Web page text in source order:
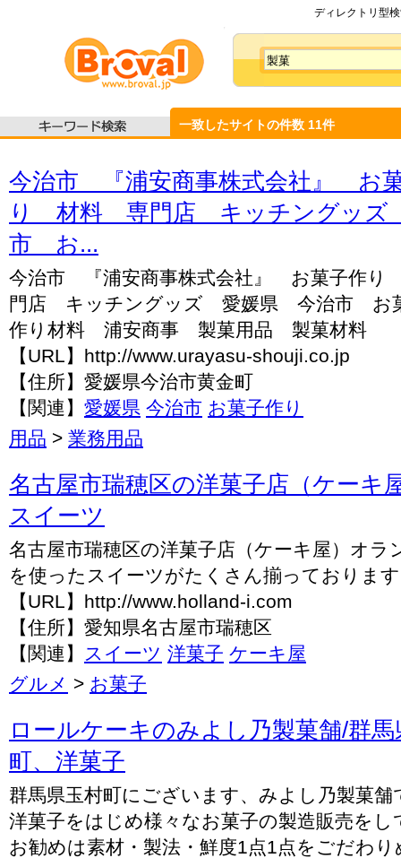
ディレクトリ型
一致したサイトの件数 11件
今治市 『浦安商事株式会社』 お
り 材料 専門店 キッチングッ
市 お...
今治市 『浦安商事株式会社』 お菓子作
門店 キッチングッズ 愛媛県 今治市 お
作り材料 浦安商事 製菓用品 製菓材料
【URL】http://www.urayasu-shouji.co.jp
【住所】愛媛県今治市黄金町
【関連】 愛媛県 今治市 お菓子作り
用品 > 業務用品
名古屋市瑞穂区の洋菓子店（ケーキ
スイーツ
名古屋市瑞穂区の洋菓子店（ケーキ屋）オラ
を使ったスイーツがたくさん揃っておりま
【URL】http://www.holland-i.com
【住所】愛知県名古屋市瑞穂区
【関連】
スイーツ 洋菓子 ケーキ屋
グルメ > お菓子
ロールケーキのみよし乃製菓舗/群
町、洋菓子
群馬県玉村町にございます、みよし乃製菓
洋菓子をはじめ様々なお菓子の製造販売を
お勧めは素材・製法・鮮度1点1点をごだわ